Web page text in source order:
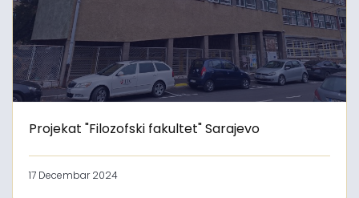
Projekat "Filozofski fakultet" Sarajevo
17 Decembar 2024